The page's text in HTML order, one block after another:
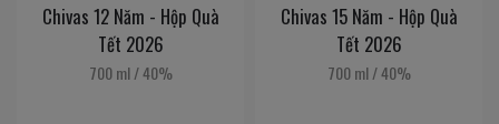
Chivas 12 Năm - Hộp Quà
Tết 2026
700 ml /40%
Chivas 15 Năm - Hộp Quà
Tết 2026
700 ml /40%